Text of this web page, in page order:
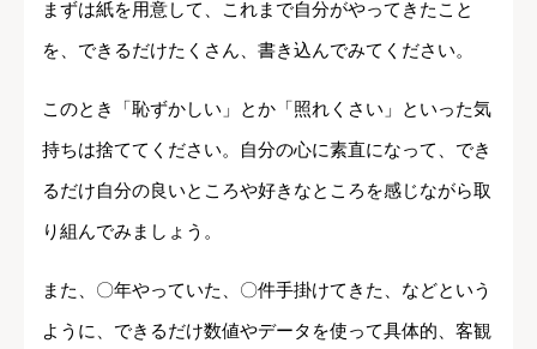
まずは紙を用意して、これまで自分がやってきたこと
を、できるだけたくさん、書き込んでみてください。
このとき「恥ずかしい」とか「照れくさい」といった気
持ちは捨ててください。自分の心に素直になって、でき
るだけ自分の良いところや好きなところを感じながら取
り組んでみましょう。
また、〇年やっていた、〇件手掛けてきた、などという
ように、できるだけ数値やデータを使って具体的、客観